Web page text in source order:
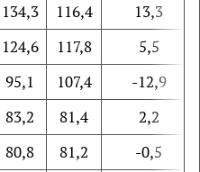
134,3 116,4
13,3
124,6 117,8
5,5
95,1 107,4
-12,9
83,2 81,4
2,2
80,8 81,2
-0,5